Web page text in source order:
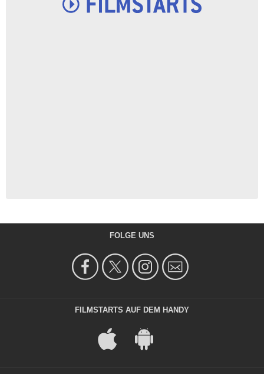
FOLGE UNS
FILMSTARTS AUF DEM HANDY